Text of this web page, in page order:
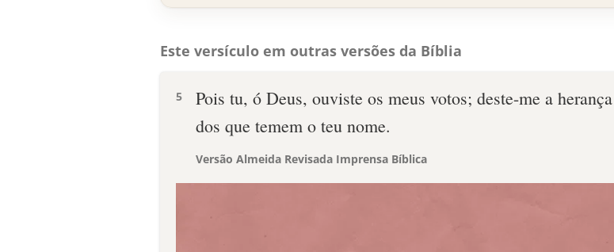
Este versículo em outras versões da Bíblia
5
Pois tu, ó Deus, ouviste os meus votos; deste-me a herança
dos que temem o teu nome.
Versão Almeida Revisada Imprensa Bíblica